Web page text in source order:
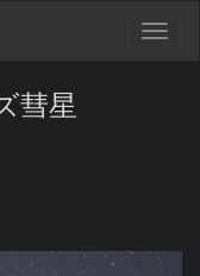
彗星